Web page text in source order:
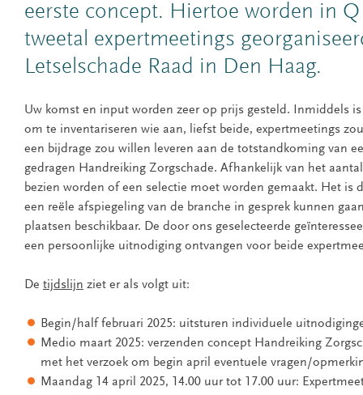
eerste concept. Hiertoe worden in
tweetal expertmeetings
Letselschade Raad in Den Haag.
Uw komst en input worden zeer op prijs gesteld. Inmiddels
om te inventariseren wie aan, liefst beide, expertmeetings
een bijdrage zou willen leveren aan de totstandkoming van
gedragen Handreiking Zorgschade. Afhankelijk van het
bezien worden of een selectie moet worden gemaakt. Het is
een reële afspiegeling van de branche in gesprek kunnen
plaatsen beschikbaar. De door ons geselecteerde
een persoonlijke uitnodiging ontvangen voor beide
De tijdslijn ziet er als volgt uit:
Begin/half februari 2025: uitsturen individuele
Medio maart 2025: verzenden concept Handreiking
met het verzoek om begin april eventuele vragen/
Maandag 14 april 2025, 14.00 uur tot 17.00 uur: